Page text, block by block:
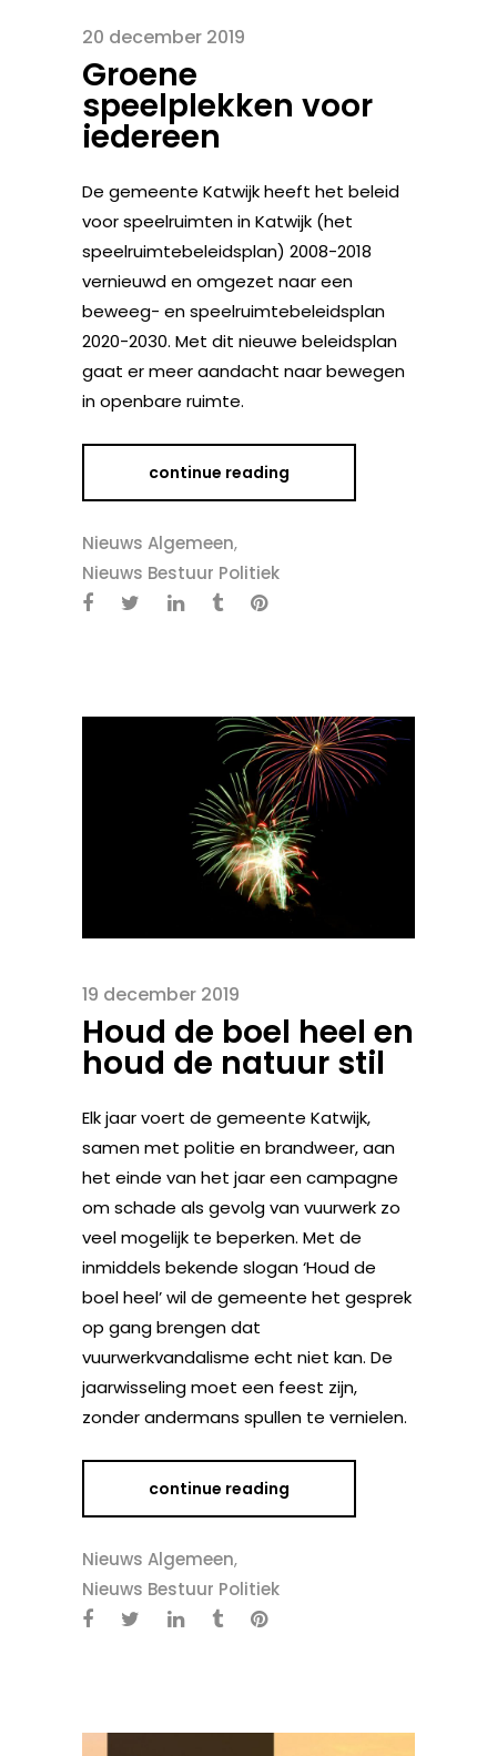
20 december 2019
Groene
speelplekken voor
iedereen
De gemeente Katwijk heeft het beleid
voor speelruimten in Katwijk (het
speelruimtebeleidsplan) 2008-2018
vernieuwd en omgezet naar een
beweeg- en speelruimtebeleidsplan
2020-2030. Met dit nieuwe beleidsplan
gaat er meer aandacht naar bewegen
in openbare ruimte.
continue reading
Nieuws Algemeen,
Nieuws Bestuur Politiek
19 december 2019
Houd de boel heel en
houd de natuur stil
Elk jaar voert de gemeente Katwijk,
samen met politie en brandweer, aan
het einde van het jaar een campagne
om schade als gevolg van vuurwerk zo
veel mogelijk te beperken. Met de
inmiddels bekende slogan ‘Houd de
boel heel’ wil de gemeente het gesprek
op gang brengen dat
vuurwerkvandalisme echt niet kan. De
jaarwisseling moet een feest zijn,
zonder andermans spullen te vernielen.
continue reading
Nieuws Algemeen,
Nieuws Bestuur Politiek